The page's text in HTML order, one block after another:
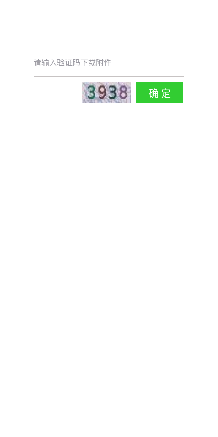
请输入验证码下载附件